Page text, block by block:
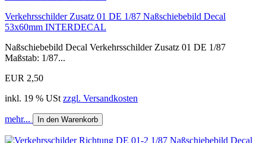
Verkehrsschilder Zusatz 01 DE 1/87 Naßschiebebild Decal
53x60mm INTERDECAL
Naßschiebebild Decal Verkehrsschilder Zusatz 01 DE 1/87
Maßstab: 1/87...
EUR 2,50
inkl. 19 % USt zzgl. Versandkosten
mehr... In den Warenkorb